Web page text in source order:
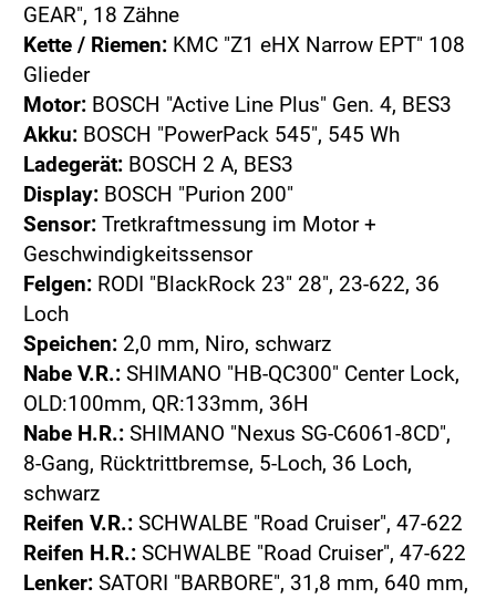
GEAR", 18 Zähne
Kette / Riemen: KMC "Z1 eHX Narrow EPT" 108
Glieder
Motor: BOSCH "Active Line Plus" Gen. 4, BES3
Akku: BOSCH "PowerPack 545", 545 Wh
Ladegerät: BOSCH 2 A, BES3
Display: BOSCH "Purion 200"
Sensor: Tretkraftmessung im Motor +
Geschwindigkeitssensor
Felgen: RODI "BlackRock 23" 28", 23-622, 36
Loch
Speichen: 2,0 mm, Niro, schwarz
Nabe V.R.: SHIMANO "HB-QC300" Center Lock,
OLD:100mm, QR:133mm, 36H
Nabe H.R.: SHIMANO "Nexus SG-C6061-8CD",
8-Gang, Rücktrittbremse, 5-Loch, 36 Loch,
schwarz
Reifen V.R.: SCHWALBE "Road Cruiser", 47-622
Reifen H.R.: SCHWALBE "Road Cruiser", 47-622
Lenker: SATORI "BARBORE", 31,8 mm, 640 mm,